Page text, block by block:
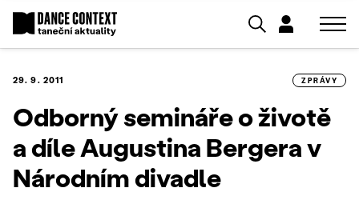
29. 9. 2011 ZPRÁVY
Odborný semináře o životě
a díle Augustina Bergera v
Národním divadle